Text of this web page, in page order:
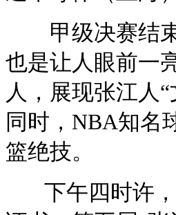
甲级决赛结束
也是让人眼前一
人，展现张江人
同时，NBA知名
篮绝技。
下午四时许，